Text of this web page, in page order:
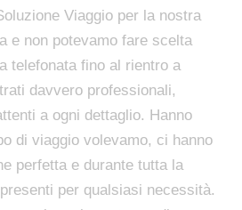
Viaggio per la nostra
e non potevamo fare scelta
telefonata fino al rientro a
davvero professionali,
a ogni dettaglio. Hanno
di viaggio volevamo, ci hanno
perfetta e durante tutta la
per qualsiasi necessità.